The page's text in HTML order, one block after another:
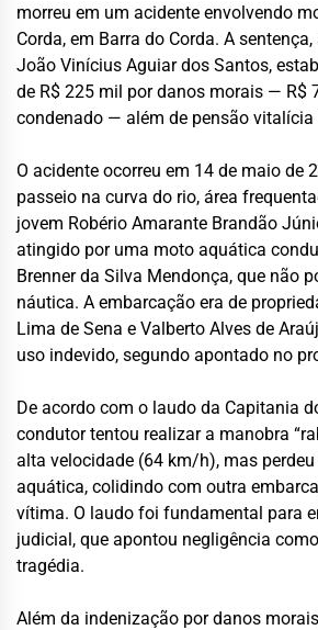
morreu em um acidente envolvendo
Corda, em Barra do Corda. A
João Vinícius Aguiar dos Santos,
de R$ 225 mil por danos morais — R$
condenado — além de pensão
O acidente ocorreu em 14 de maio de
passeio na curva do rio, área
jovem Robério Amarante Brandão
atingido por uma moto aquática
Brenner da Silva Mendonça, que não
náutica. A embarcação era de
Lima de Sena e Valberto Alves de
uso indevido, segundo apontado no
De acordo com o laudo da Capitania
condutor tentou realizar a manobra
alta velocidade (64 km/h), mas
aquática, colidindo com outra
vítima. O laudo foi fundamental para
judicial, que apontou negligência
tragédia.
Além da indenização por danos